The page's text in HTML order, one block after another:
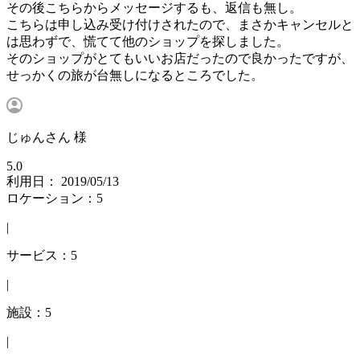
その後こちらからメッセージするも、返信も無し。
こちらは申し込み受け付けされたので、まさかキャンセルと
は思わずで、慌てて他のショップを探しました。
そのショップがとてもいいお店だったので良かったですが、
せっかくの旅が台無しになるところでした。
じゅんさん 様
5.0
利用日： 2019/05/13
ロケーション：5
|
サービス：5
|
施設：5
|